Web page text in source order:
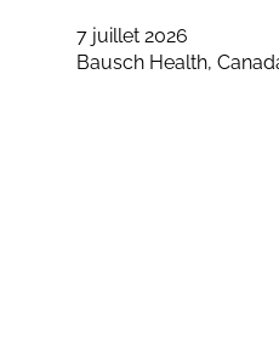
7 juillet 2026
Bausch Health,